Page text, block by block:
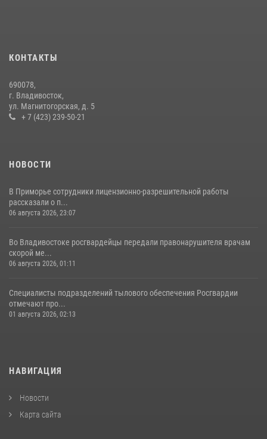
Во Владивостоке росгвардейцы пресекли три попытки хищения в
магазинах
22 июля 2026, 23:38
КОНТАКТЫ
690078,
г. Владивосток,
ул. Магнитогорская, д. 5
+ 7 (423) 239-50-21
НОВОСТИ
В Приморье сотрудники лицензионно-разрешительной работы
рассказали о п...
06 августа 2026, 23:07
Во Владивостоке росгвардейцы передали правонарушителя врачам
скорой ме...
06 августа 2026, 01:11
Специалисты подразделений тылового обеспечения Росгвардии
отмечают про...
01 августа 2026, 02:13
НАВИГАЦИЯ
Новости
Карта сайта